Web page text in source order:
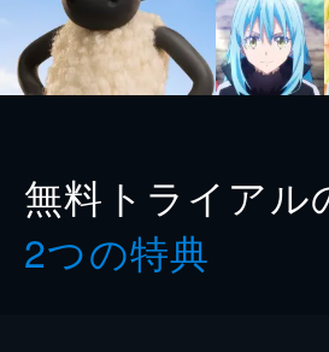
無料トライアル
2つの特典